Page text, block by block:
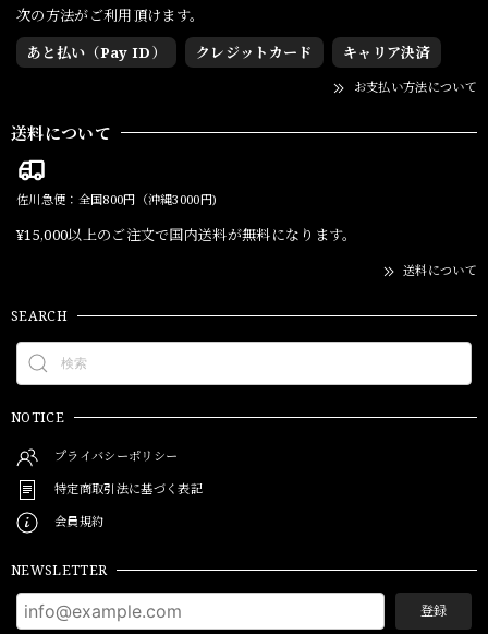
次の方法がご利用頂けます。
あと払い（Pay ID）
クレジットカード キャリア決済
お支払い方法について
送料について
佐川急便：全国800円（沖縄3000円)
¥15,000以上のご注文で国内送料が無料になります。
送料について
SEARCH
NOTICE
プライバシーポリシー
特定商取引法に基づく表記
会員規約
NEWSLETTER
登録